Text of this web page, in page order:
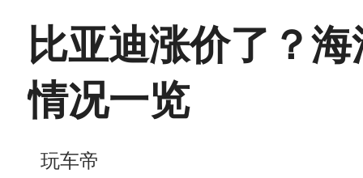
比亚迪涨价了？
情况一览
玩车帝